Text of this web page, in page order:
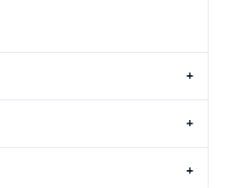
+
+
+